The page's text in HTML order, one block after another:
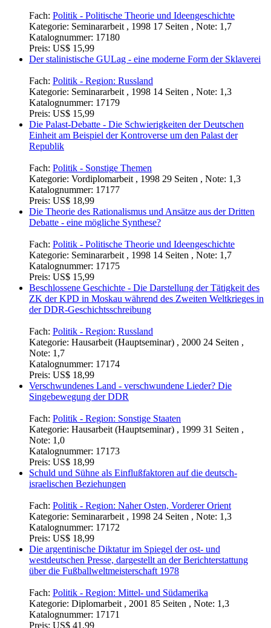
Fach: Politik - Politische Theorie und Ideengeschichte
Kategorie: Seminararbeit , 1998 17 Seiten , Note: 1,7
Katalognummer: 17180
Preis: US$ 15,99
Der stalinistische GULag - eine moderne Form der Sklaverei
Fach: Politik - Region: Russland
Kategorie: Seminararbeit , 1998 14 Seiten , Note: 1,3
Katalognummer: 17179
Preis: US$ 15,99
Die Palast-Debatte - Die Schwierigkeiten der Deutschen
Einheit am Beispiel der Kontroverse um den Palast der
Republik
Fach: Politik - Sonstige Themen
Kategorie: Vordiplomarbeit , 1998 29 Seiten , Note: 1,3
Katalognummer: 17177
Preis: US$ 18,99
Die Theorie des Rationalismus und Ansätze aus der Dritten
Debatte - eine mögliche Synthese?
Fach: Politik - Politische Theorie und Ideengeschichte
Kategorie: Seminararbeit , 1998 14 Seiten , Note: 1,7
Katalognummer: 17175
Preis: US$ 15,99
Beschlossene Geschichte - Die Darstellung der Tätigkeit des
ZK der KPD in Moskau während des Zweiten Weltkrieges in
der DDR-Geschichtsschreibung
Fach: Politik - Region: Russland
Kategorie: Hausarbeit (Hauptseminar) , 2000 24 Seiten ,
Note: 1,7
Katalognummer: 17174
Preis: US$ 18,99
Verschwundenes Land - verschwundene Lieder? Die
Singebewegung der DDR
Fach: Politik - Region: Sonstige Staaten
Kategorie: Hausarbeit (Hauptseminar) , 1999 31 Seiten ,
Note: 1,0
Katalognummer: 17173
Preis: US$ 18,99
Schuld und Sühne als Einflußfaktoren auf die deutsch-
israelischen Beziehungen
Fach: Politik - Region: Naher Osten, Vorderer Orient
Kategorie: Seminararbeit , 1998 24 Seiten , Note: 1,3
Katalognummer: 17172
Preis: US$ 18,99
Die argentinische Diktatur im Spiegel der ost- und
westdeutschen Presse, dargestellt an der Berichterstattung
über die Fußballweltmeisterschaft 1978
Fach: Politik - Region: Mittel- und Südamerika
Kategorie: Diplomarbeit , 2001 85 Seiten , Note: 1,3
Katalognummer: 17171
Preis: US$ 41,99